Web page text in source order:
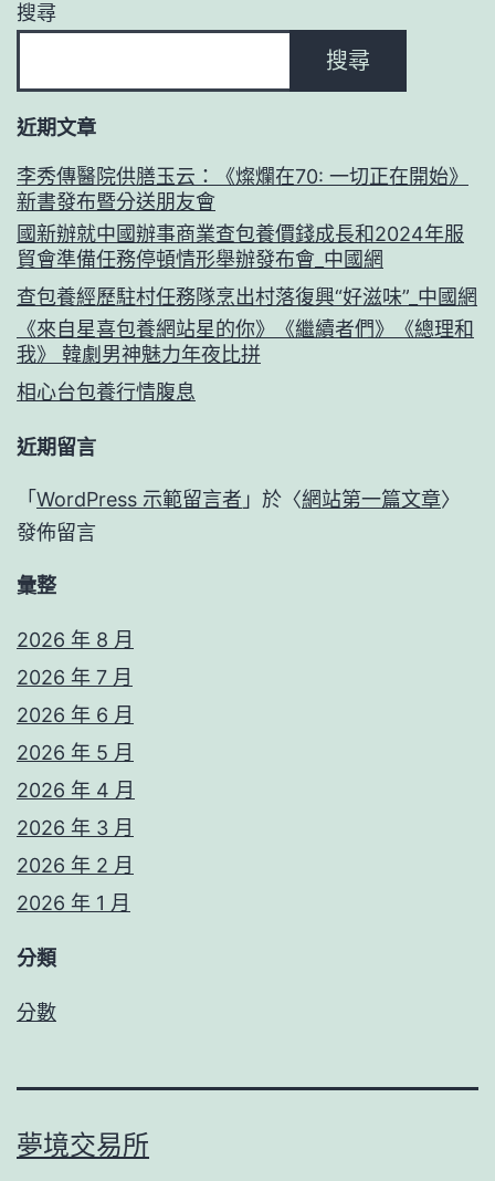
搜尋
搜尋
近期文章
李秀傳醫院供膳玉云：《燦爛在70: 一切正在開始》
新書發布暨分送朋友會
國新辦就中國辦事商業查包養價錢成長和2024年服
貿會準備任務停頓情形舉辦發布會_中國網
查包養經歷駐村任務隊烹出村落復興“好滋味”_中國網
《來自星喜包養網站星的你》《繼續者們》《總理和
我》 韓劇男神魅力年夜比拼
相心台包養行情腹息
近期留言
「 WordPress 示範留言者 」於〈網站第一篇文章〉
發佈留言
彙整
2026 年 8 月
2026 年 7 月
2026 年 6 月
2026 年 5 月
2026 年 4 月
2026 年 3 月
2026 年 2 月
2026 年 1 月
分類
分數
夢境交易所